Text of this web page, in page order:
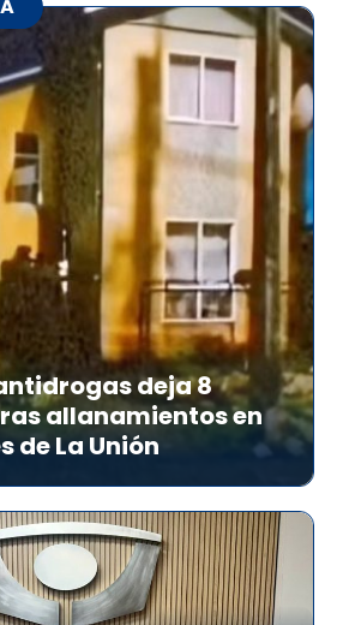
deja 8
allanamientos en
de La Unión